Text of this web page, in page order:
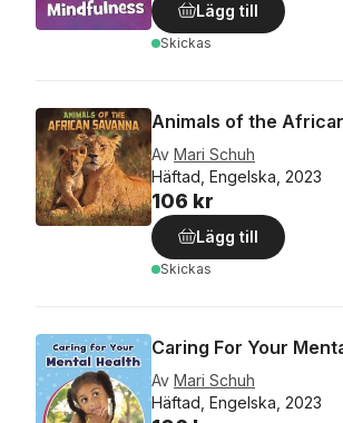
Lägg till
Skickas
Animals of the
Av Mari Schuh
Häftad, Engelska, 2023
106 kr
Lägg till
Skickas
Caring For Your
Av Mari Schuh
Häftad, Engelska, 2023